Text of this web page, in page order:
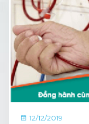
12/12/2019